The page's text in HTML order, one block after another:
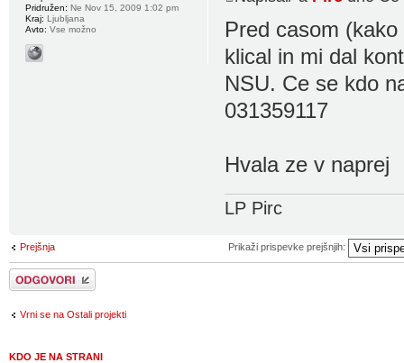
Pred casom
klical in mi dal
NSU. Ce se kdo
031359117
Hvala ze v naprej
LP Pirc
Pridružen: Ne Nov 15, 2009 1:02 pm
Kraj: Ljubljana
Avto: Vse možno
Prejšnja Prikaži prispevke prejšnjih:
Napiši odgovor
Vrni se na Ostali projekti
KDO JE NA STRANI